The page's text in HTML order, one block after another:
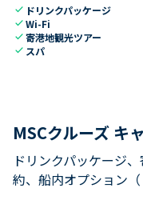
check ドリンクパッケージ
checkWi-Fi
check寄港地観光ツアー
check スパ
MSCクルーズ キ
ドリンクパッケージ
約、船内オプション（